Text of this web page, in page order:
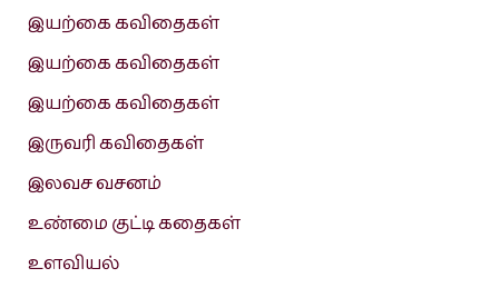
இயற்கை கவிதைகள்
இயற்கை கவிதைகள்
இயற்கை கவிதைகள்
இருவரி கவிதைகள்
இலவச வசனம்
உண்மை குட்டி கதைகள்
உளவியல்